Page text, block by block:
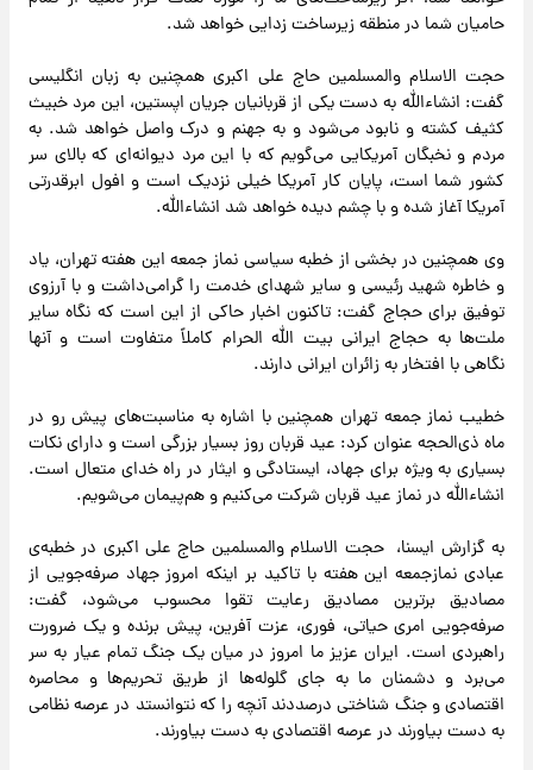
حامیان شما در منطقه زیرساخت زدایی خواهد شد.
حجت الاسلام والمسلمین حاج علی اکبری همچنین به زبان انگلیسی
گفت: انشاءالله به دست یکی از قربانیان جریان اپستین، این مرد خبیث
کثیف کشته و نابود می‌شود و به جهنم و درک واصل خواهد شد. به
مردم و نخبگان آمریکایی می‌گویم که با این مرد دیوانه‌ای که بالای سر
کشور شما است، پایان کار آمریکا خیلی نزدیک است و افول ابرقدرتی
آمریکا آغاز شده و با چشم دیده خواهد شد انشاءالله.
وی همچنین در بخشی از خطبه سیاسی نماز جمعه این هفته تهران، یاد
و خاطره شهید رئیسی و سایر شهدای خدمت را گرامی‌داشت و با آرزوی
توفیق برای حجاج گفت: تاکنون اخبار حاکی از این است که نگاه سایر
ملت‌ها به حجاج ایرانی بیت الله الحرام کاملاً متفاوت است و آنها
نگاهی با افتخار به زائران ایرانی دارند.
خطیب نماز جمعه تهران همچنین با اشاره به مناسبت‌های پیش رو در
ماه ذی‌الحجه عنوان کرد: عید قربان روز بسیار بزرگی است و دارای نکات
بسیاری به ویژه برای جهاد، ایستادگی و ایثار در راه خدای متعال است.
انشاءالله در نماز عید قربان شرکت می‌کنیم و هم‌پیمان می‌شویم.
به گزارش ایسنا، حجت الاسلام والمسلمین حاج علی اکبری در خطبه‌ی
عبادی نمازجمعه این هفته با تاکید بر اینکه امروز جهاد صرفه‌جویی از
مصادیق برترین مصادیق رعایت تقوا محسوب می‌شود، گفت:
صرفه‌جویی امری حیاتی، فوری، عزت آفرین، پیش برنده و یک ضرورت
راهبردی است. ایران عزیز ما امروز در میان یک جنگ تمام عیار به سر
می‌برد و دشمنان ما به جای گلوله‌ها از طریق تحریم‌ها و محاصره
اقتصادی و جنگ شناختی درصددند آنچه را که نتوانستد در عرصه نظامی
به دست بیاورند در عرصه اقتصادی به دست بیاورند.